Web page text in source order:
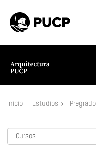
Inicio Estudios Pregrado